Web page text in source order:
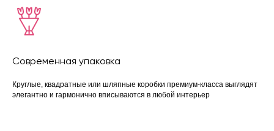
Современная упаковка
Круглые, квадратные или шляпные коробки премиум-класса выглядят
элегантно и гармонично вписываются в любой интерьер